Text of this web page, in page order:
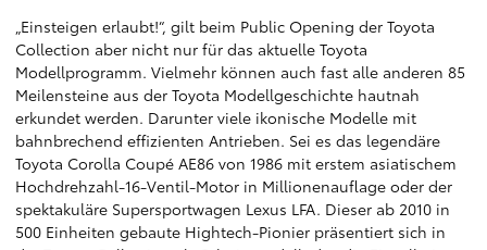
„Einsteigen erlaubt!“, gilt beim Public Opening der Toyota
Collection aber nicht nur für das aktuelle Toyota
Modellprogramm. Vielmehr können auch fast alle anderen 85
Meilensteine aus der Toyota Modellgeschichte hautnah
erkundet werden. Darunter viele ikonische Modelle mit
bahnbrechend effizienten Antrieben. Sei es das legendäre
Toyota Corolla Coupé AE86 von 1986 mit erstem asiatischem
Hochdrehzahl-16-Ventil-Motor in Millionenauflage oder der
spektakuläre Supersportwagen Lexus LFA. Dieser ab 2010 in
500 Einheiten gebaute Hightech-Pionier präsentiert sich in